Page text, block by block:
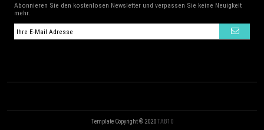
Abonnieren Sie den kostenlosen Newsletter und verpassen Sie keine Neuigkeit
mehr.
Template Copyright © 2020TAB10